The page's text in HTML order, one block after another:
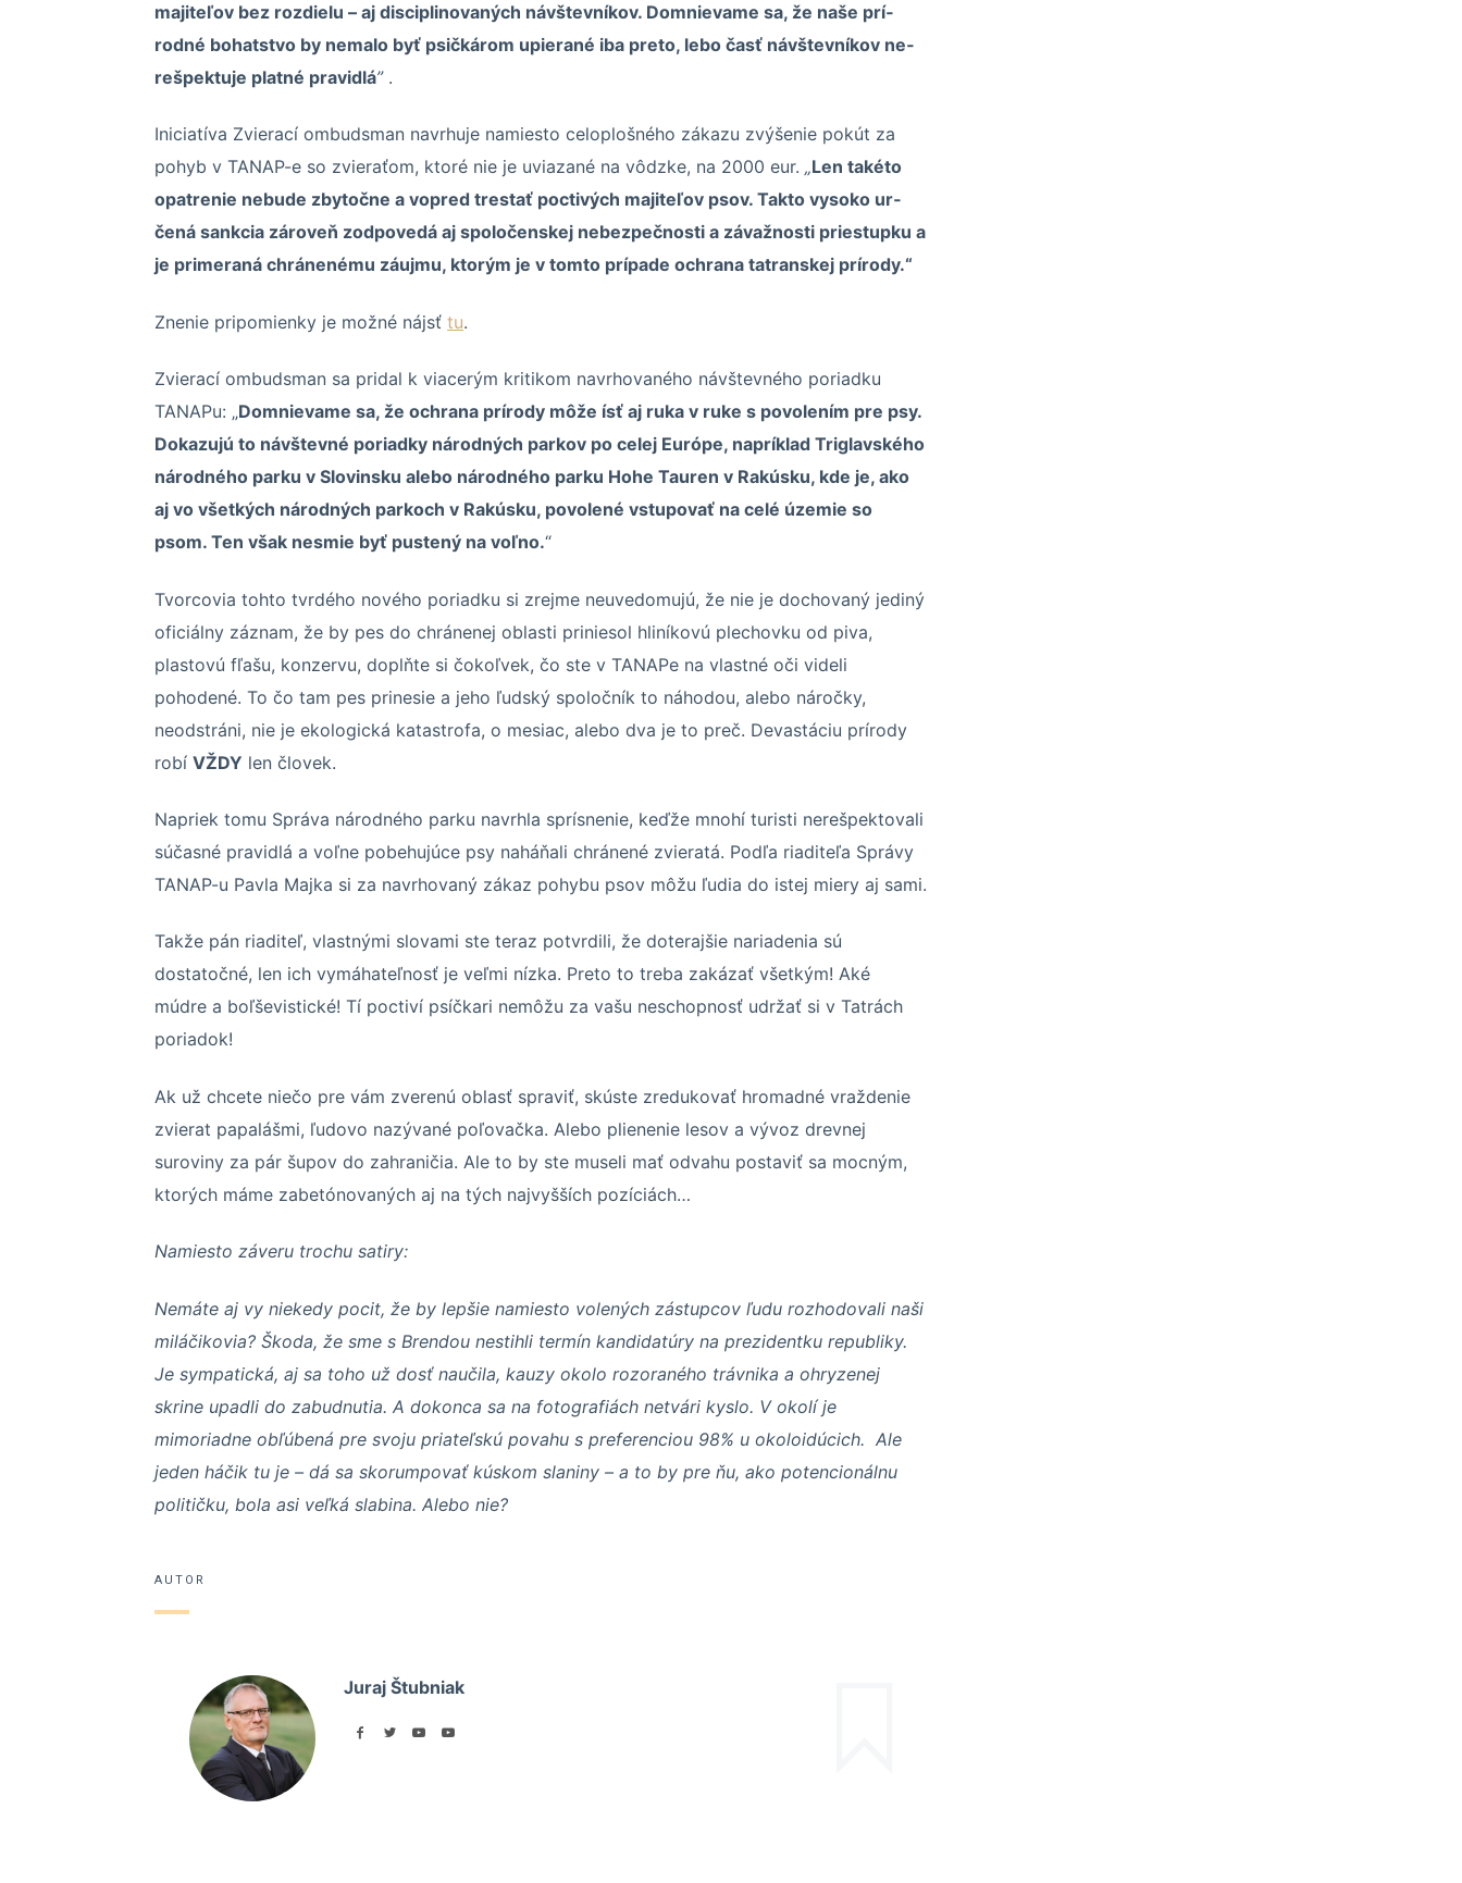
ma­ji­te­ľov bez roz­dielu – aj dis­cip­li­no­va­ných náv­štev­ní­kov. Dom­nie­vame sa, že naše prí­
rodné bo­hat­stvo by ne­malo byť psič­ká­rom upie­rané iba preto, lebo časť náv­štev­ní­kov ne­
reš­pek­tuje platné pra­vidlá” .
Ini­cia­tíva Zvierací ombudsman na­vrhuje na­miesto ce­lo­ploš­ného zá­kazu zvý­še­nie po­kút za
po­hyb v TA­NAP-e so zvie­ra­ťom, ktoré nie je uvia­zané na vôdzke, na 2000 eur. „Len ta­kéto
opat­re­nie ne­bude zby­točne a vo­pred tres­tať poc­ti­vých ma­ji­te­ľov psov. Takto vy­soko ur­
čená san­kcia zá­ro­veň zod­po­vedá aj spo­lo­čen­skej ne­bez­peč­nosti a zá­važ­nosti prie­stupku a
je pri­me­raná chrá­ne­nému zá­ujmu, kto­rým je v tomto prí­pade ochrana ta­trans­kej prí­rody.“
Znenie pripomienky je možné nájsť tu.
Zvierací ombudsman sa pridal k viacerým kritikom navrhovaného návštevného poriadku
TANAPu: „Domnievame sa, že ochrana prírody môže ísť aj ruka v ruke s povolením pre psy.
Dokazujú to návštevné poriadky národných parkov po celej Európe, napríklad Triglavského
národného parku v Slovinsku alebo národného parku Hohe Tauren v Rakúsku, kde je, ako
aj vo všetkých národných parkoch v Rakúsku, povolené vstupovať na celé územie so
psom. Ten však nesmie byť pustený na voľno.“
Tvorcovia tohto tvrdého nového poriadku si zrejme neuvedomujú, že nie je dochovaný jediný
oficiálny záznam, že by pes do chránenej oblasti priniesol hliníkovú plechovku od piva,
plastovú fľašu, konzervu, doplňte si čokoľvek, čo ste v TANAPe na vlastné oči videli
pohodené. To čo tam pes prinesie a jeho ľudský spoločník to náhodou, alebo náročky,
neodstráni, nie je ekologická katastrofa, o mesiac, alebo dva je to preč. Devastáciu prírody
robí VŽDY len človek.
Napriek tomu Správa ná­rod­ného parku na­vrhla sprís­ne­nie, keďže mnohí tu­risti ne­reš­pek­to­vali
sú­časné pra­vidlá a voľne po­be­hu­júce psy na­há­ňali chrá­nené zvie­ratá. Podľa ria­di­teľa Správy
TA­NAP-u Pavla Majka si za na­vrho­vaný zá­kaz po­hybu psov môžu ľu­dia do is­tej miery aj sami.
Takže pán riaditeľ, vlastnými slovami ste teraz potvrdili, že doterajšie nariadenia sú
dostatočné, len ich vymáhateľnosť je veľmi nízka. Preto to treba zakázať všetkým! Aké
múdre a boľševistické! Tí poctiví psíčkari nemôžu za vašu neschopnosť udržať si v Tatrách
poriadok!
Ak už chcete niečo pre vám zverenú oblasť spraviť, skúste zredukovať hromadné vraždenie
zvierat papalášmi, ľudovo nazývané poľovačka. Alebo plienenie lesov a vývoz drevnej
suroviny za pár šupov do zahraničia. Ale to by ste museli mať odvahu postaviť sa mocným,
ktorých máme zabetónovaných aj na tých najvyšších pozíciách…
Namiesto záveru trochu satiry:
Nemáte aj vy niekedy pocit, že by lepšie namiesto volených zástupcov ľudu rozhodovali naši
miláčikovia? Škoda, že sme s Brendou nestihli termín kandidatúry na prezidentku republiky.
Je sympatická, aj sa toho už dosť naučila, kauzy okolo rozoraného trávnika a ohryzenej
skrine upadli do zabudnutia. A dokonca sa na fotografiách netvári kyslo. V okolí je
mimoriadne obľúbená pre svoju priateľskú povahu s preferenciou 98% u okoloidúcich. Ale
jeden háčik tu je – dá sa skorumpovať kúskom slaniny – a to by pre ňu, ako potencionálnu
političku, bola asi veľká slabina. Alebo nie?
AUTOR
Juraj Štubniak